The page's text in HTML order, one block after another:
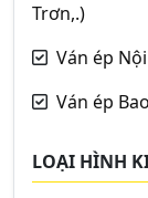
Trơn,.)
Ván ép
Ván ép
LOẠI HÌNH